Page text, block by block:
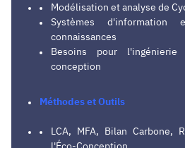
Modélisation et analyse de
Systèmes
connaissances
Besoins pour
conception
Méthodes et Outils
LCA, MFA, Bilan Carbone,